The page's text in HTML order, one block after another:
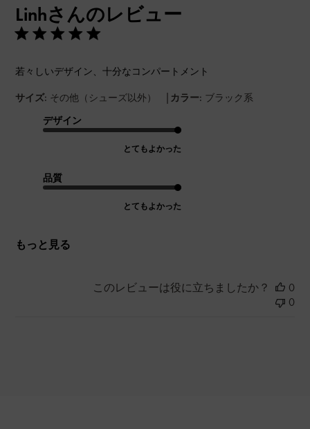
Linhさんのレビュー
若々しいデザイン、十分なコンパートメント
サイズ: その他（シューズ以外） | カラー: ブラック系
デザイン
とてもよかった
品質
とてもよかった
もっと見る
このレビューは役に立ちましたか？
0
0